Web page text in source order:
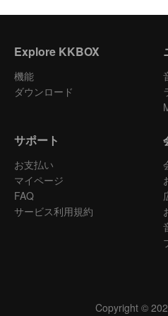
Explore KKBOX
機能
ダウンロード
サポート
お支払い
マイページ
FAQ
サービス利用規約
Copyright ©